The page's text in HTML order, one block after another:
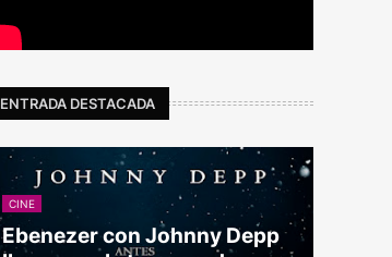
ENTRADA DESTACADA
CINE
Ebenezer con Johnny Depp